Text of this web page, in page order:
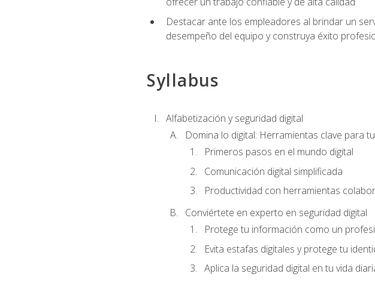
Destacar ante los empleadores al brindar un
desempeño del equipo y construya éxito
Syllabus
Alfabetización y seguridad digital
Domina lo digital: Herramientas clave para
Primeros pasos en el mundo digital
Comunicación digital simplificada
Productividad con herramientas
Conviértete en experto en seguridad digital
Protege tu información como un
Evita estafas digitales y protege tu
Aplica la seguridad digital en tu vida